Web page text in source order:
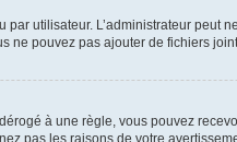
utilisateur. L’administrateur
ne pouvez pas ajouter de fichiers
à une règle, vous pouvez
pas les raisons de votre